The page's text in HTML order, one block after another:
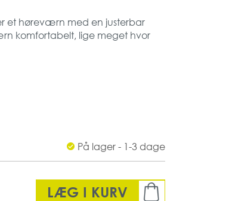
et høreværn med en justerbar
komfortabelt, lige meget hvor
dele, hvilket kan være
27 dB / lav 19 dB
På lager - 1-3 dage
LÆG I KURV